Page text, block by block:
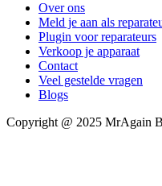
Over ons
Meld je aan als
Plugin voor reparateurs
Verkoop je apparaat
Contact
Veel gestelde vragen
Blogs
Copyright @ 2025 MrAgain